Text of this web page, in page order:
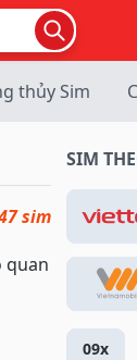
thủy Sim
sim
quan
SIM
09x